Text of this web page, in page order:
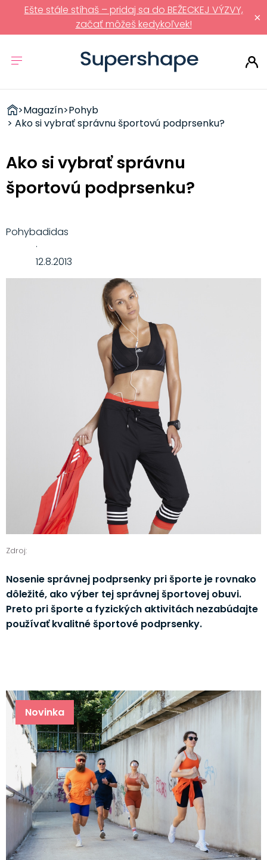
×
Ešte stále stíhaš – pridaj sa do BEŽECKEJ VÝZVY,
začať môžeš kedykoľvek!
ZDRAVÉ
RÝCHLOVKY
>Magazín>Pohyb
> Ako si vybrať správnu športovú podprsenku?
Ako si vybrať správnu
športovú podprsenku?
Zdroj:
Nosenie správnej podprsenky pri športe je rovnako
dôležité, ako výber tej správnej športovej obuvi.
Preto pri športe a fyzických aktivitách nezabúdajte
používať kvalitné športové podprsenky.
Novinka
Pohybadidas
·
12.8.2013